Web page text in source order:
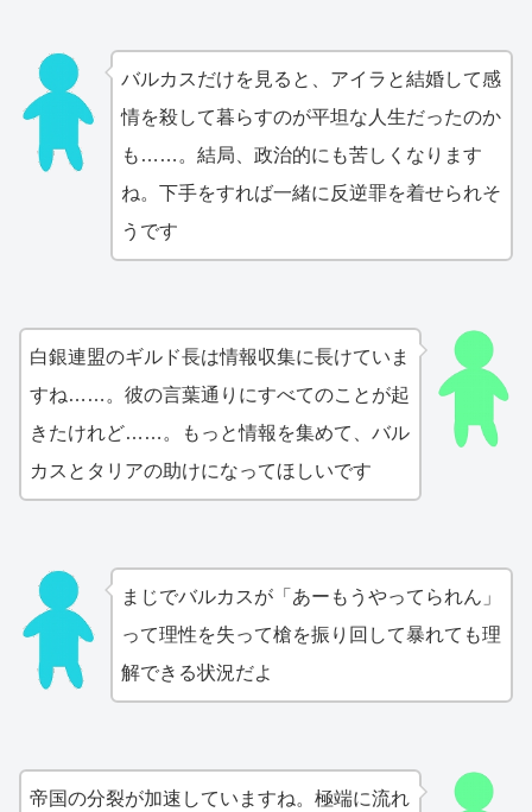
バルカスだけを見ると、アイラと結婚して感
情を殺して暮らすのが平坦な人生だったのか
も……。結局、政治的にも苦しくなります
ね。下手をすれば一緒に反逆罪を着せられそ
うです
白銀連盟のギルド長は情報収集に長けていま
すね……。彼の言葉通りにすべてのことが起
きたけれど……。もっと情報を集めて、バル
カスとタリアの助けになってほしいです
まじでバルカスが「あーもうやってられん」
って理性を失って槍を振り回して暴れても理
解できる状況だよ
帝国の分裂が加速していますね。極端に流れ